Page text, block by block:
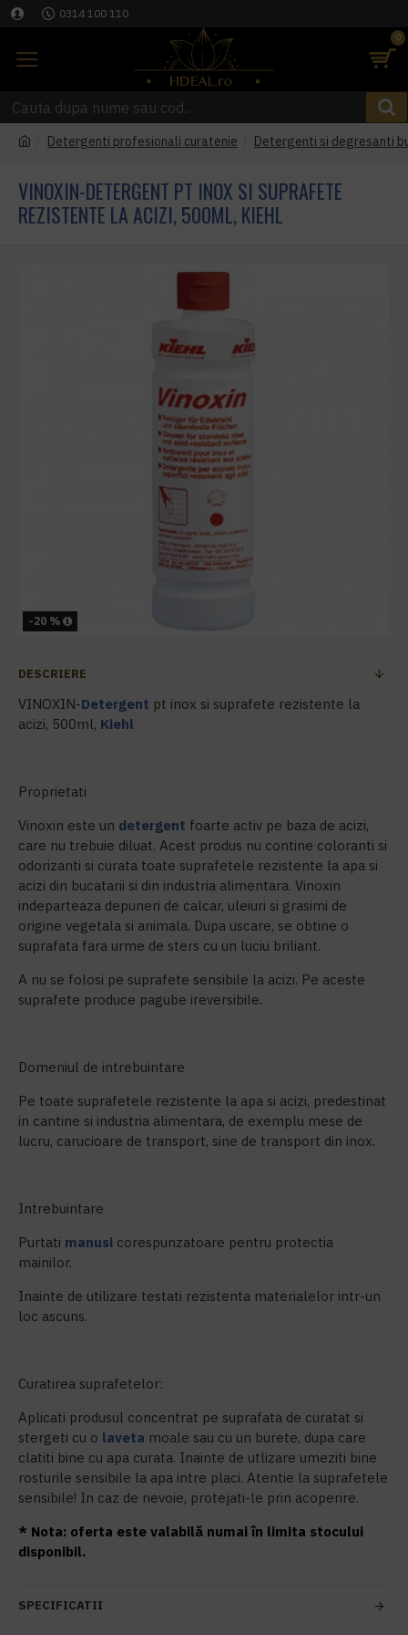
0314 100 110
0
Detergenti profesionali curatenie Detergenti si degresanti
VINOXIN-DETERGENT PT INOX SI SUPRAFETE
REZISTENTE LA ACIZI, 500ML, KIEHL
-20 %
DESCRIERE
VINOXIN-Detergent pt inox si suprafete rezistente la
acizi, 500ml, Kiehl
Proprietati
Vinoxin este un detergent foarte activ pe baza de acizi,
care nu trebuie diluat. Acest produs nu contine coloranti si
odorizanti si curata toate suprafetele rezistente la apa si
acizi din bucatarii si din industria alimentara. Vinoxin
indeparteaza depuneri de calcar, uleiuri si grasimi de
origine vegetala si animala. Dupa uscare, se obtine o
suprafata fara urme de sters cu un luciu briliant.
A nu se folosi pe suprafete sensibile la acizi. Pe aceste
suprafete produce pagube ireversibile.
Domeniul de intrebuintare
Pe toate suprafetele rezistente la apa si acizi, predestinat
in cantine si industria alimentara, de exemplu mese de
lucru, carucioare de transport, sine de transport din inox.
Intrebuintare
Purtati manusi corespunzatoare pentru protectia
mainilor.
Inainte de utilizare testati rezistenta materialelor intr-un
loc ascuns.
Curatirea suprafetelor:
Aplicati produsul concentrat pe suprafata de curatat si
stergeti cu o laveta moale sau cu un burete, dupa care
clatiti bine cu apa curata. Inainte de utlizare umeziti bine
rosturile sensibile la apa intre placi. Atentie la suprafetele
sensibile! In caz de nevoie, protejati-le prin acoperire.
* Nota: oferta este valabilă numai în limita stocului
disponibil.
SPECIFICATII